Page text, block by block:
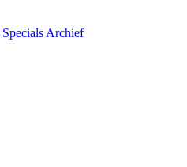
Specials Archief